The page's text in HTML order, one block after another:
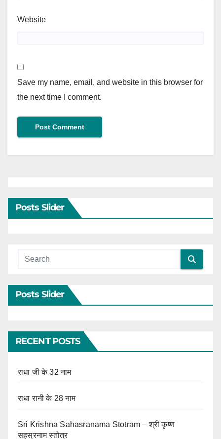
Website
Save my name, email, and website in this browser for
the next time I comment.
Posts Slider
Posts Slider
RECENT POSTS
राधा जी के 32 नाम
राधा रानी के 28 नाम
Sri Krishna Sahasranama Stotram – श्री कृष्ण
सहस्रनाम स्तोत्र